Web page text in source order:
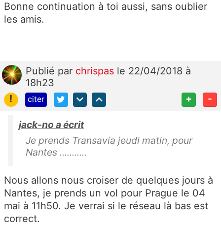
Bonne continuation à toi aussi, sans oublier
les amis.
Publié par chrispas le 22/04/2018 à
18h23
!
citer + -
jack-no a écrit
Je prends Transavia jeudi matin, pour
Nantes ...........
Nous allons nous croiser de quelques jours à
Nantes, je prends un vol pour Prague le 04
mai à 11h50. Je verrai si le réseau là bas est
correct.